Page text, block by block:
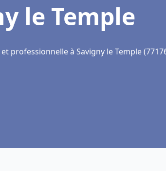
le Temple
professionnelle à Savigny le Temple